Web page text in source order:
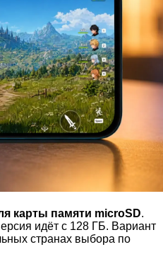
карты памяти microSD.
идёт с 128 ГБ. Вариант
странах выбора по